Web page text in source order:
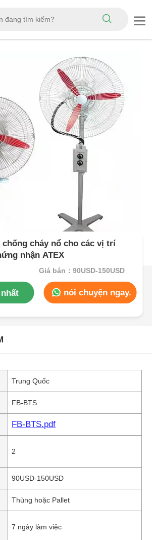
chống cháy nổ cho các vị trí
nhận ATEX
Giá bán：90USD-150USD
nói chuyện ngay.
Trung Quốc
FB-BTS
FB-BTS.pdf
2
90USD-150USD
Thùng hoặc Pallet
7 ngày làm việc